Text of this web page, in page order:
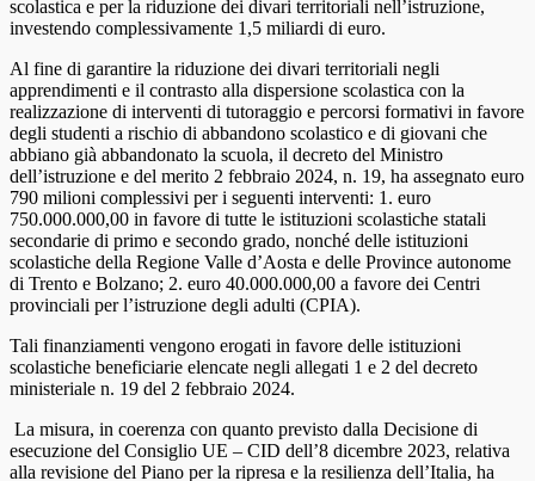
scolastica e per la riduzione dei divari territoriali nell’istruzione,
investendo complessivamente 1,5 miliardi di euro.
Al fine di garantire la riduzione dei divari territoriali negli
apprendimenti e il contrasto alla dispersione scolastica con la
realizzazione di interventi di tutoraggio e percorsi formativi in favore
degli studenti a rischio di abbandono scolastico e di giovani che
abbiano già abbandonato la scuola, il decreto del Ministro
dell’istruzione e del merito 2 febbraio 2024, n. 19, ha assegnato euro
790 milioni complessivi per i seguenti interventi: 1. euro
750.000.000,00 in favore di tutte le istituzioni scolastiche statali
secondarie di primo e secondo grado, nonché delle istituzioni
scolastiche della Regione Valle d’Aosta e delle Province autonome
di Trento e Bolzano; 2. euro 40.000.000,00 a favore dei Centri
provinciali per l’istruzione degli adulti (CPIA).
Tali finanziamenti vengono erogati in favore delle istituzioni
scolastiche beneficiarie elencate negli allegati 1 e 2 del decreto
ministeriale n. 19 del 2 febbraio 2024.
La misura, in coerenza con quanto previsto dalla Decisione di
esecuzione del Consiglio UE – CID dell’8 dicembre 2023, relativa
alla revisione del Piano per la ripresa e la resilienza dell’Italia, ha